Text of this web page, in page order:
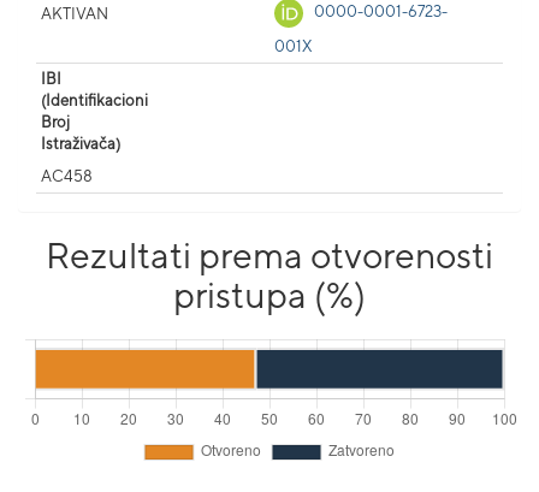
AKTIVAN
0000-0001-6723-
001X
IBI
(Identifikacioni
Broj
Istraživača)
AC458
Rezultati prema otvorenosti
pristupa (%)